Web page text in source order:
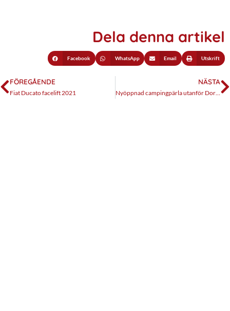
Dela denna artikel
Facebook WhatsApp Email Utskrift
FÖREGÅENDE
Fiat Ducato facelift 2021
NÄSTA
Nyöppnad campingpärla utanför Dorotea!